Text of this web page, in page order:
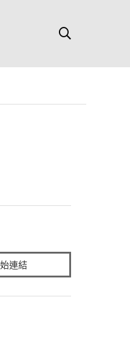
連結